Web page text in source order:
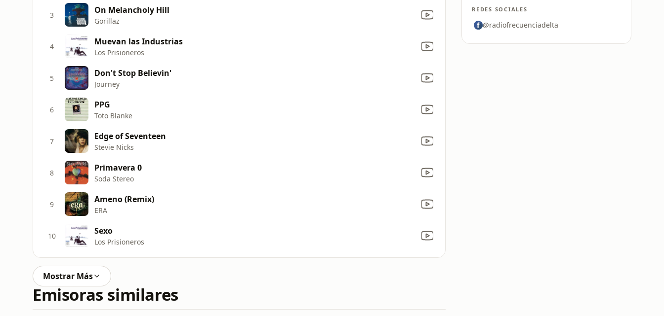
3 On Melancholy Hill
Gorillaz
4 Muevan las Industrias
Los Prisioneros
5 Don't Stop Believin'
Journey
6 PPG
Toto Blanke
7 Edge of Seventeen
Stevie Nicks
8 Primavera 0
Soda Stereo
9 Ameno (Remix)
ERA
10 Sexo
Los Prisioneros
Mostrar Más
Emisoras similares
REDES SOCIALES
@radiofrecuenciadelta